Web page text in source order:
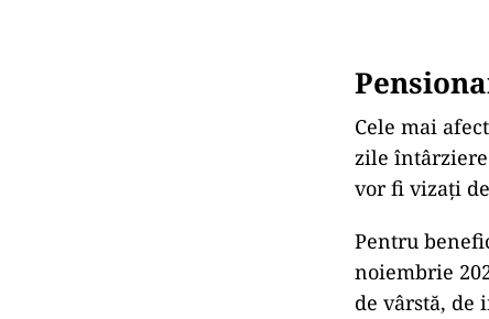
Cele mai
zile
vor fi vizați
Pentru
noiembrie
de vârstă, de